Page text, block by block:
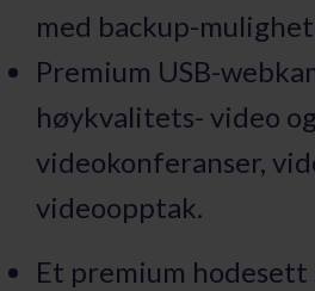
med backup-
Premium USB-
høykvalitets- video
videokonferanser,
videoopptak.
Et premium